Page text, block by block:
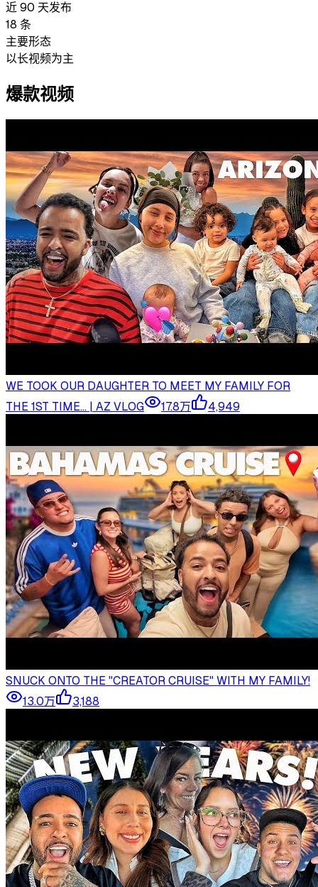
近 90 天发布
18 条
主要形态
以长视频为主
爆款视频
WE TOOK OUR DAUGHTER TO MEET MY FAMILY FOR
THE 1ST TIME... | AZ VLOG
17.8万 4,949
SNUCK ONTO THE "CREATOR CRUISE" WITH MY FAMILY!
13.0万
3,188